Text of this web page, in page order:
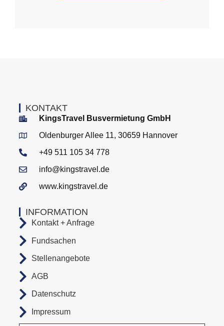
INFORMATION
Kontakt + Anfrage
Fundsachen
Stellenangebote
AGB
Datenschutz
Impressum
KONTAKT
KingsTravel Busvermietung GmbH
Oldenburger Allee 11, 30659 Hannover
+49 511 105 34 778
info@kingstravel.de
www.kingstravel.de